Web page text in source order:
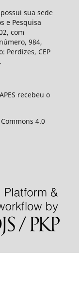
sua sede
e Pesquisa
com
984,
Perdizes, CEP
recebeu o
4.0